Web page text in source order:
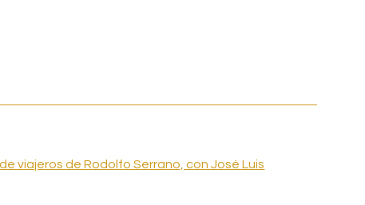
viajeros de Rodolfo Serrano, con José Luis